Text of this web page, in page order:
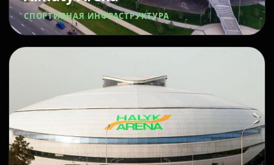
СПОРТИВНАЯ ИНФРАСТРУКТУРА